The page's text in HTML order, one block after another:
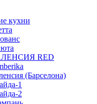
кухни
RED
(Барселона)
1
2